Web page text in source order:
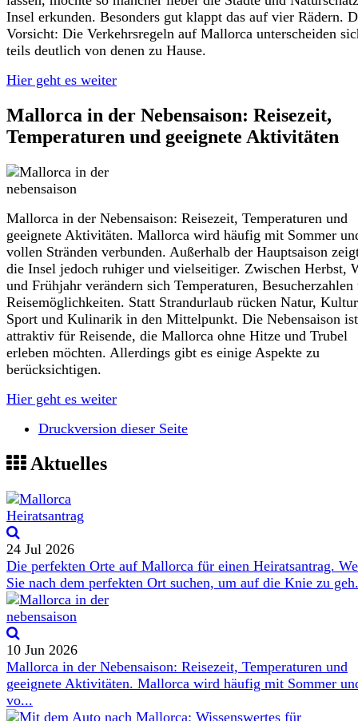
Insel erkunden. Besonders gut klappt das auf vier Rädern.
Vorsicht: Die Verkehrsregeln auf Mallorca unterscheiden
teils deutlich von denen zu Hause.
Hier geht es weiter
Mallorca in der Nebensaison: Reisezeit,
Temperaturen und geeignete Aktivitäten
Mallorca in der Nebensaison: Reisezeit, Temperaturen und
geeignete Aktivitäten. Mallorca wird häufig mit Sommer
vollen Stränden verbunden. Außerhalb der Hauptsaison
die Insel jedoch ruhiger und vielseitiger. Zwischen Herbst,
und Frühjahr verändern sich Temperaturen, Besucherzahlen
Reisemöglichkeiten. Statt Strandurlaub rücken Natur,
Sport und Kulinarik in den Mittelpunkt. Die Nebensaison ist
attraktiv für Reisende, die Mallorca ohne Hitze und Trubel
erleben möchten. Allerdings gibt es einige Aspekte zu
berücksichtigen.
Hier geht es weiter
Druckversion dieser Seite
Aktuelles
24 Jul 2026
Die perfekten Orte auf Mallorca für einen Heiratsantrag.
Sie nach dem perfekten Ort suchen, um auf die Knie zu
10 Jun 2026
Mallorca in der Nebensaison: Reisezeit, Temperaturen und
geeignete Aktivitäten. Mallorca wird häufig mit Sommer
vo...